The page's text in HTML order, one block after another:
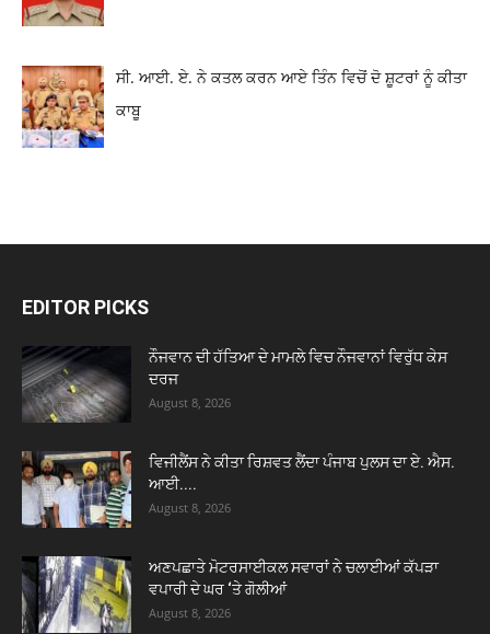
ਸੀ. ਆਈ. ਏ. ਨੇ ਕਤਲ ਕਰਨ ਆਏ ਤਿੰਨ ਵਿਚੋਂ ਦੋ ਸ਼ੂਟਰਾਂ ਨੂੰ ਕੀਤਾ
ਕਾਬੂ
EDITOR PICKS
ਨੌਜਵਾਨ ਦੀ ਹੱਤਿਆ ਦੇ ਮਾਮਲੇ ਵਿਚ ਨੌਜਵਾਨਾਂ ਵਿਰੁੱਧ ਕੇਸ
ਦਰਜ
August 8, 2026
ਵਿਜੀਲੈਂਸ ਨੇ ਕੀਤਾ ਰਿਸ਼ਵਤ ਲੈਂਦਾ ਪੰਜਾਬ ਪੁਲਸ ਦਾ ਏ. ਐਸ.
ਆਈ....
August 8, 2026
ਅਣਪਛਾਤੇ ਮੋਟਰਸਾਈਕਲ ਸਵਾਰਾਂ ਨੇ ਚਲਾਈਆਂ ਕੱਪੜਾ
ਵਪਾਰੀ ਦੇ ਘਰ ‘ਤੇ ਗੋਲੀਆਂ
August 8, 2026